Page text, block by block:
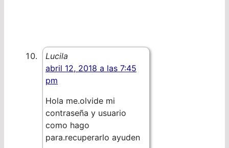
Lucila
abril 12, 2018 a las 7:45
pm
Hola me.olvide mi
contraseña y usuario
como hago
para.recuperarlo ayuden